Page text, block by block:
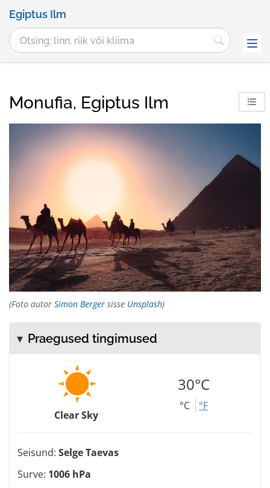
Egiptus Ilm
Monufia, Egiptus Ilm
(Foto autor Simon Berger sisse Unsplash)
Praegused tingimused
Clear Sky
30°C
°C °F
Seisund: Selge Taevas
Surve: 1006 hPa